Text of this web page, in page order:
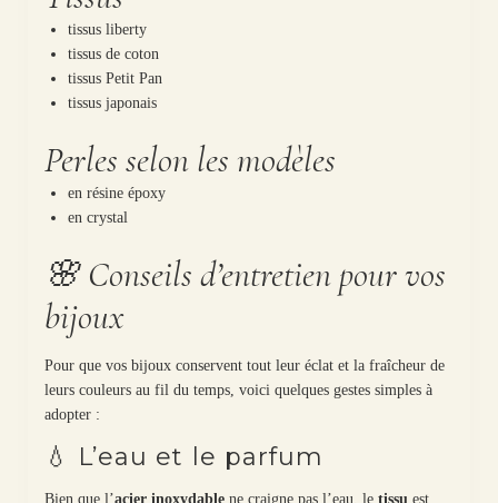
tissus liberty
tissus de coton
tissus Petit Pan
tissus japonais
Perles selon les modèles
en résine époxy
en crystal
🌸 Conseils d’entretien pour vos
bijoux
Pour que vos bijoux conservent tout leur éclat et la fraîcheur de
leurs couleurs au fil du temps, voici quelques gestes simples à
adopter :
💧 L’eau et le parfum
Bien que l’acier inoxydablene craigne pas l’eau, le tissu est